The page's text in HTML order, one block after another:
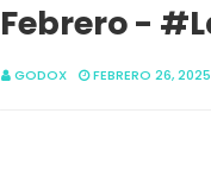
Febrero -
GODOX FEBRERO 26, 2025